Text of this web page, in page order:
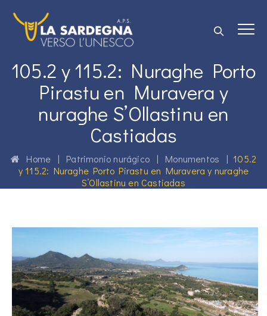
105.2 y 115.2: Nuraghe Porto
Pirastu en Muravera y
nuraghe S’Ollastinu en
Castiadas
Home | Patrimonio nurágico | Monumentos | 105.2
y 115.2: Nuraghe Porto Pirastu en Muravera y nuraghe
S’Ollastinu en Castiadas